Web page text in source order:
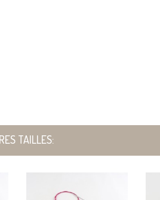
TAILLES: